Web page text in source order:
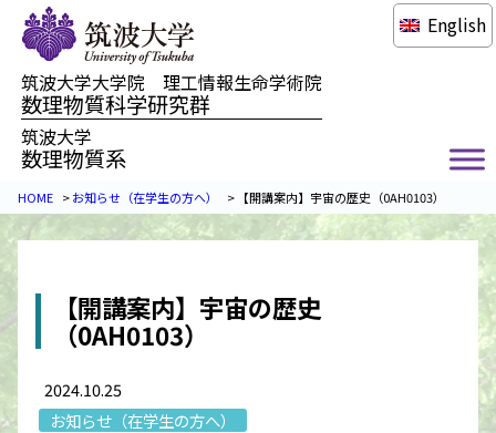
筑波大学大学院 理工情報生命学術院
数理物質科学研究群
筑波大学
数理物質系
English
HOME >お知らせ（在学生の方へ） > 【開講案内】宇宙の歴史（0AH0103）
【開講案内】宇宙の歴史
（0AH0103）
2024.10.25
お知らせ（在学生の方へ）